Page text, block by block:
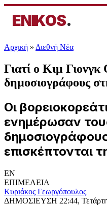
ENIKOS.
Αρχική » Διεθνή Νέα
Γιατί ο Κιμ
δημοσιογράφους
Οι
ενημέρωσαν
επισκέπτονται
EN
ΕΠΙΜΕΛΕΙΑ
Κυριάκος Γεωργόπουλος
ΔΗΜΟΣΙΕΥΣΗ 22:44,